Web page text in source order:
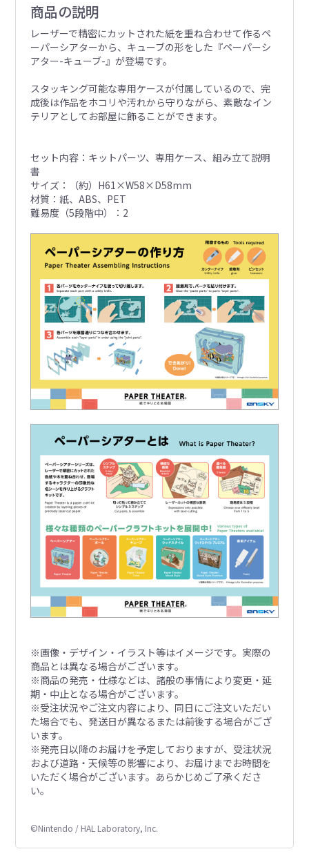
商品の説明
レーザーで精密にカットされた紙を重ね合わせて作るペ
ーパーシアターから、キューブの形をした『ペーパーシ
アター-キューブ-』が登場です。
スタッキング可能な専用ケースが付属しているので、完
成後は作品をホコリや汚れから守りながら、素敵なイン
テリアとしてお部屋に飾ることができます。
セット内容：キットパーツ、専用ケース、組み立て説明
書
サイズ：（約）H61×W58×D58mm
材質：紙、ABS、PET
難易度（5段階中）：2
※画像・デザイン・イラスト等はイメージです。実際の
商品とは異なる場合がございます。
※商品の発売・仕様などは、諸般の事情により変更・延
期・中止となる場合がございます。
※受注状況やご注文内容により、同日にご注文いただい
た場合でも、発送日が異なるまたは前後する場合がござ
います。
※発売日以降のお届けを予定しておりますが、受注状況
および道路・天候等の影響により、お届けまでお時間を
いただく場合がございます。あらかじめご了承くださ
い。
©Nintendo / HAL Laboratory, Inc.